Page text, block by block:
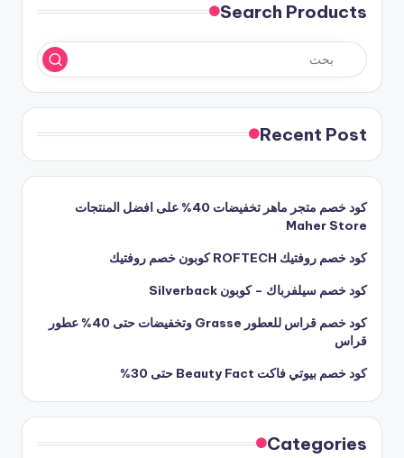
Search Products
Recent Post
كود خصم متجر ماهر تخفيضات 40% على افضل المنتجات
Maher Store
كود خصم روفتيك ROFTECH كوبون خصم روفتيك
كود خصم سيلفرباك – كوبون Silverback
كود خصم قراس للعطور Grasse وتخفيضات حتى 40% عطور
قراس
كود خصم بيوتي فاكت Beauty Fact حتى 30%
Categories